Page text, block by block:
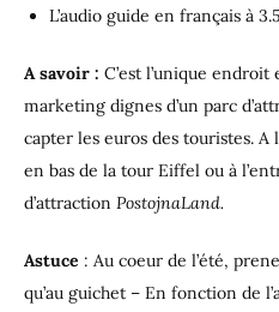
L’audio guide en français à
A savoir : C’est l’unique
marketing dignes d’un parc
capter les euros des touristes.
en bas de la tour Eiffel ou à
d’attraction PostojnaLand.
Astuce : Au coeur de l’été,
qu’au guichet – En fonction de